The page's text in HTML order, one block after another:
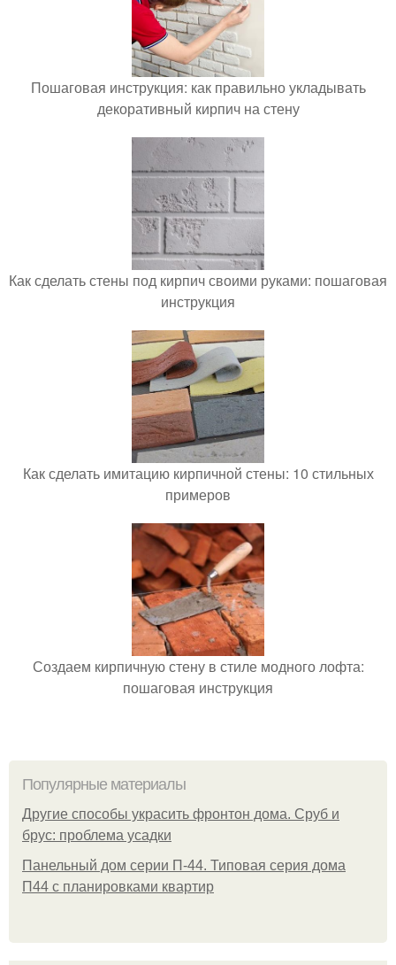
Пошаговая инструкция: как правильно укладывать
декоративный кирпич на стену
Как сделать стены под кирпич своими руками: пошаговая
инструкция
Как сделать имитацию кирпичной стены: 10 стильных
примеров
Создаем кирпичную стену в стиле модного лофта:
пошаговая инструкция
Популярные материалы
Другие способы украсить фронтон дома. Сруб и
брус: проблема усадки
Панельный дом серии П-44. Типовая серия дома
П44 с планировками квартир